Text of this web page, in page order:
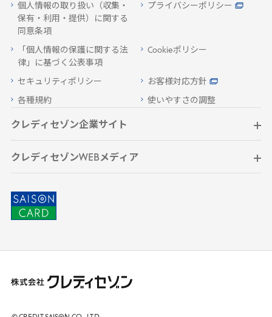
個人情報の取り扱い（収集・
保有・利用・提供）に関する
同意条項
プライバシーポリシー
「個人情報の保護に関する法
律」に基づく公表事項
Cookieポリシー
セキュリティポリシー お客様対応方針
各種規約 使いやすさの調整
クレディセゾン企業サイト
クレディセゾンWEBメディア